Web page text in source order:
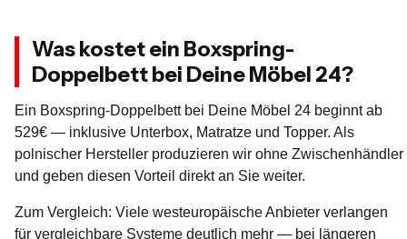
Was kostet ein Boxspring-
Doppelbett bei Deine Möbel 24?
Ein Boxspring-Doppelbett bei Deine Möbel 24 beginnt ab
529€ — inklusive Unterbox, Matratze und Topper. Als
polnischer Hersteller produzieren wir ohne Zwischenhändler
und geben diesen Vorteil direkt an Sie weiter.
Zum Vergleich: Viele westeuropäische Anbieter verlangen
für vergleichbare Systeme deutlich mehr — bei längeren